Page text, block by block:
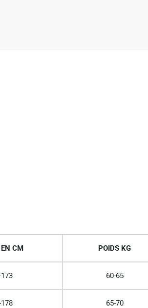
CM POIDS KG
60-65
65-70